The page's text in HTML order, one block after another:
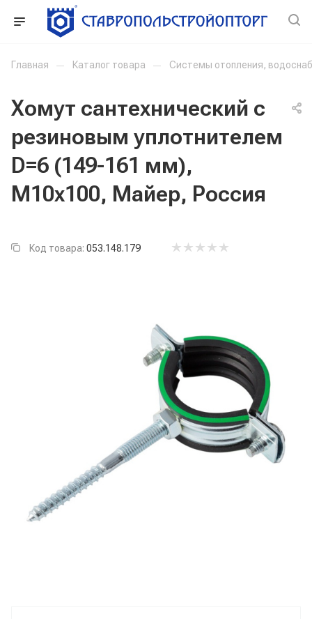
Главная — Каталог товара — Системы отопления,
Хомут сантехнический с
резиновым уплотнителем
D=6 (149-161 мм),
М10x100, Майер, Россия
Код товара: 053.148.179